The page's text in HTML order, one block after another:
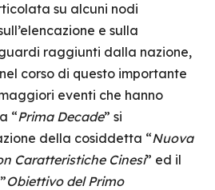
su alcuni nodi
e sulla
raggiunti dalla nazione,
corso di questo importante
eventi che hanno
“Prima Decade” si
della cosiddetta “Nuova
Caratteristiche Cinesi” ed il
Obiettivo del Primo